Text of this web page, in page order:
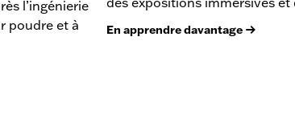
l’ingénierie
poudre et à
En apprendre davantage